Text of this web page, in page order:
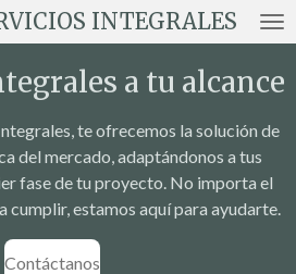
INTEGRALES
a tu alcance
te ofrecemos la solución de
del mercado, adaptándonos a tus
fase de tu proyecto. No importa el
cumplir, estamos aquí para ayudarte.
Contáctanos